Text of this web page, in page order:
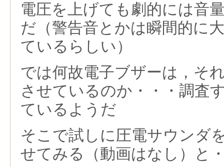
電圧を上げても劇的には音
だ（警告音とかは瞬間的に
ているらしい）
では何故電子ブザーは，そ
させているのか・・・調査
ているようだ
そこで試しに圧電サウンダ
せてみる（動画はなし）と